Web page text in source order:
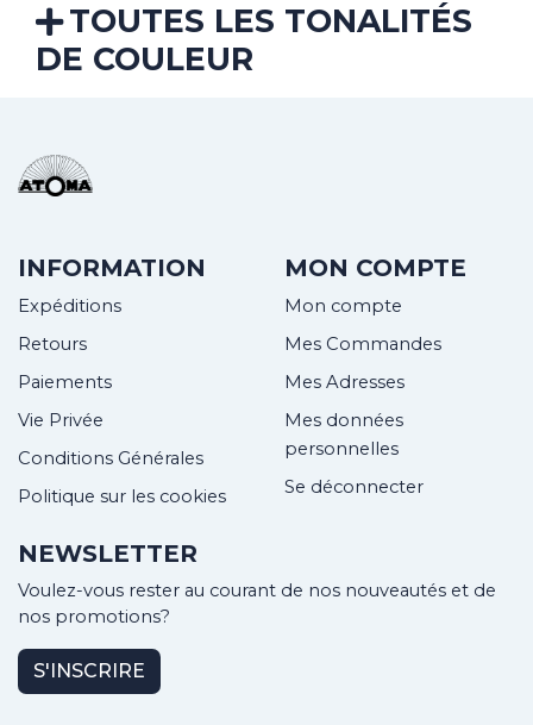
TOUTES LES TONALITÉS
DE COULEUR
INFORMATION
Expéditions
Retours
Paiements
Vie Privée
Conditions Générales
Politique sur les cookies
MON COMPTE
Mon compte
Mes Commandes
Mes Adresses
Mes données
personnelles
Se déconnecter
NEWSLETTER
Voulez-vous rester au courant de nos nouveautés et de
nos promotions?
S'INSCRIRE